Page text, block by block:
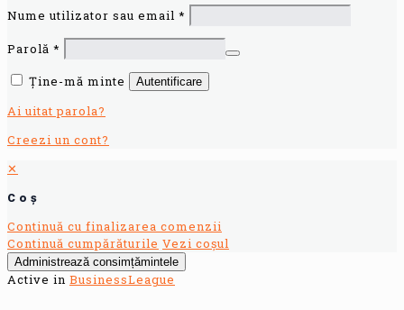
Nume utilizator sau email *
Parolă *
Ține-mă minte
Autentificare
Ai uitat parola?
Creezi un cont?
✕
Coș
Continuă cu finalizarea comenzii
Continuă cumpărăturile Vezi coșul
Administrează consimțămintele
Active in BusinessLeague